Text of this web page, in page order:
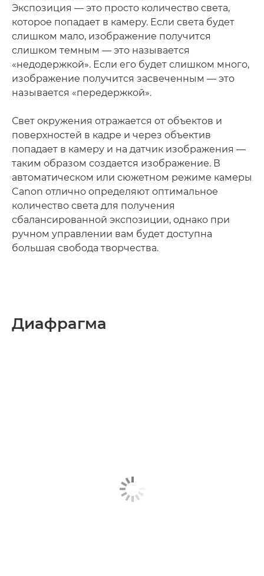
Экспозиция — это просто количество света,
которое попадает в камеру. Если света будет
слишком мало, изображение получится
слишком темным — это называется
«недодержкой». Если его будет слишком много,
изображение получится засвеченным — это
называется «передержкой».
Свет окружения отражается от объектов и
поверхностей в кадре и через объектив
попадает в камеру и на датчик изображения —
таким образом создается изображение. В
автоматическом или сюжетном режиме камеры
Canon отлично определяют оптимальное
количество света для получения
сбалансированной экспозиции, однако при
ручном управлении вам будет доступна
большая свобода творчества.
Диафрагма